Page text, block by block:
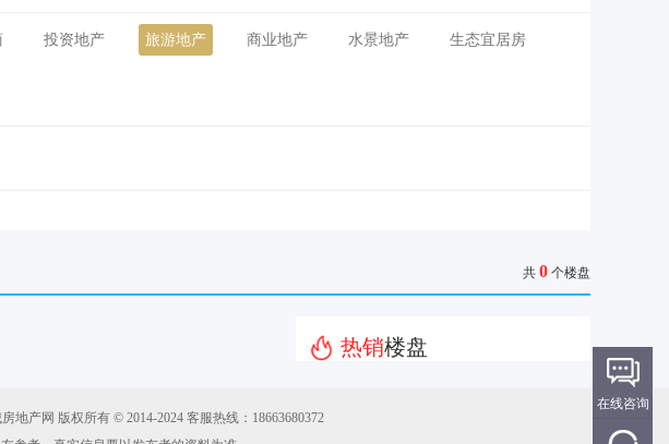
投资地产 旅游地产 商业地产 水景地产 生态宜居房
共 0 个楼盘
热销楼盘
地产网 版权所有 © 2014-2024 客服热线：18663680372
在线咨询